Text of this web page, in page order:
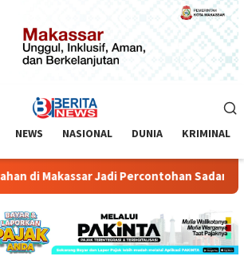
NEWS NASIONAL DUNIA KRIMINAL
Jadi Percontohan Sadar HAM